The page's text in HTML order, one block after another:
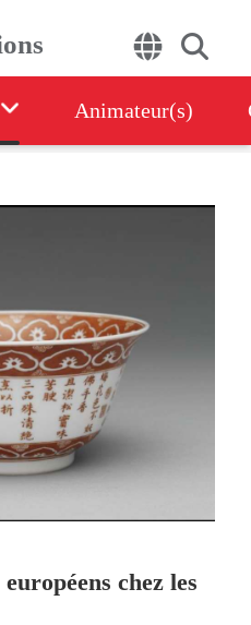
Animateur(s)
chez les